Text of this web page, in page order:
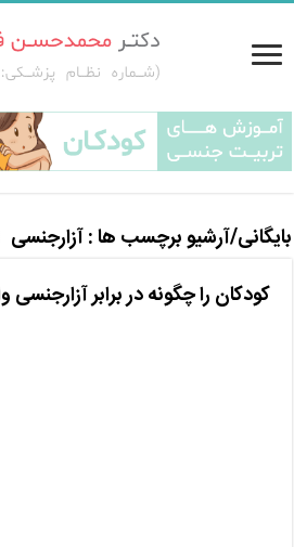
بایگانی/آرشیو برچسب ها :آزارجنسی
کودکان را چگونه در برابر آزارجنسی